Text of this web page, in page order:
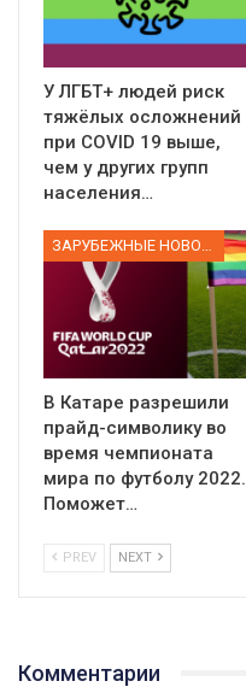
У ЛГБТ+ людей риск
тяжёлых осложнений
при COVID 19 выше,
чем у других групп
населения…
В Катаре разрешили
прайд-символику во
время чемпионата
мира по футболу 2022.
Поможет…
PREV NEXT
Комментарии